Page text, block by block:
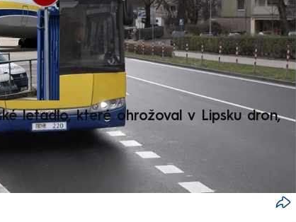
letadlo, které ohrožoval v Lipsku dron,